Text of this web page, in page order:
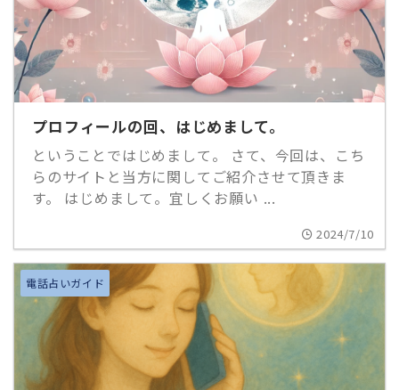
プロフィールの回、はじめまして。
ということではじめまして。 さて、今回は、こち
らのサイトと当方に関してご紹介させて頂きま
す。 はじめまして。宜しくお願い ...
2024/7/10
電話占いガイド